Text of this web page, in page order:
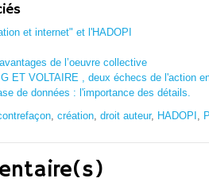
et internet" et l'HADOPI
de l’oeuvre collective
ET VOLTAIRE , deux échecs de l'action
de données : l'importance des détails.
, création, droit auteur, HADOPI ,